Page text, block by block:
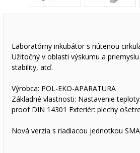
Laboratórny inkubátor s nútenou
Užitočný v oblasti výskumu a
stability, atď.
Výrobca: POL-EKO-APARATURA
Základné vlastnosti: Nastavenie
proof DIN 14301 Exteriér: plechy
Nová verzia s riadiacou jednotkou